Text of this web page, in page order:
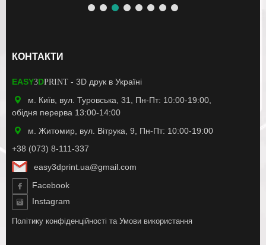
КОНТАКТИ
EASY3DPRINT - 3D друк в Україні
м. Київ, вул. Туровська, 31, Пн-Пт: 10:00-19:00,
обідня перерва 13:00-14:00
м. Житомир, вул. Вітрука, 9, Пн-Пт: 10:00-19:00
+38 (073) 8-111-337
easy3dprint.ua@gmail.com
Facebook
Instagram
Політику конфіденційності та Умови використання